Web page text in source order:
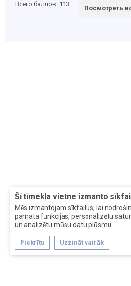
Šī tīmekļa vietne izmanto
Mēs izmantojam sīkfailus, lai
pamata funkcijas, personalizētu
un analizētu mūsu datu plūsmu.
Piekrītu Uzzināt vairāk
Всего баллов: 113
Посмотреть